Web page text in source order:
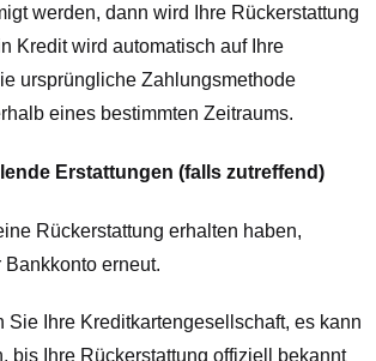
werden, dann wird Ihre Rückerstattung
Kredit wird automatisch auf Ihre
ursprüngliche Zahlungsmethode
eines bestimmten Zeitraums.
Erstattungen (falls zutreffend)
Rückerstattung erhalten haben,
erneut.
Sie Ihre Kreditkartengesellschaft, es kann
bis Ihre Rückerstattung offiziell bekannt